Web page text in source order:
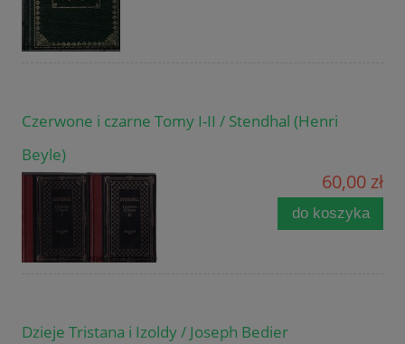
Czerwone i czarne Tomy I-II / Stendhal (Henri
Beyle)
60,00 zł
do koszyka
Dzieje Tristana i Izoldy / Joseph Bedier